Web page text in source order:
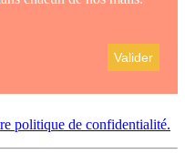
politique de confidentialité.